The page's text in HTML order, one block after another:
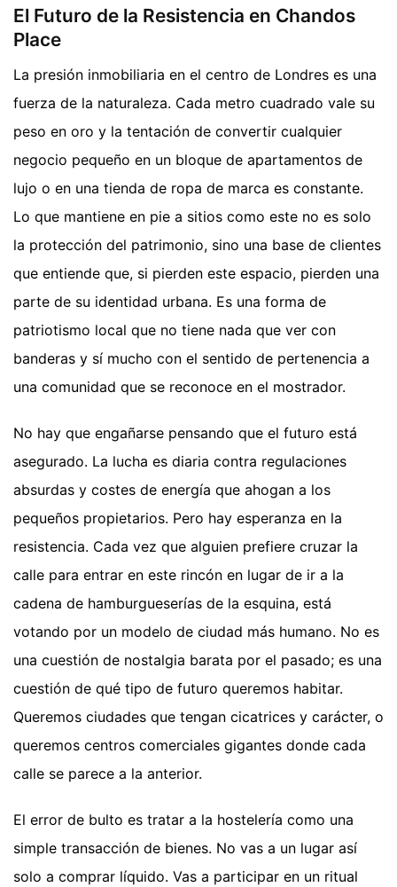
El Futuro de la Resistencia en Chandos
Place
La presión inmobiliaria en el centro de Londres es una
fuerza de la naturaleza. Cada metro cuadrado vale su
peso en oro y la tentación de convertir cualquier
negocio pequeño en un bloque de apartamentos de
lujo o en una tienda de ropa de marca es constante.
Lo que mantiene en pie a sitios como este no es solo
la protección del patrimonio, sino una base de clientes
que entiende que, si pierden este espacio, pierden una
parte de su identidad urbana. Es una forma de
patriotismo local que no tiene nada que ver con
banderas y sí mucho con el sentido de pertenencia a
una comunidad que se reconoce en el mostrador.
No hay que engañarse pensando que el futuro está
asegurado. La lucha es diaria contra regulaciones
absurdas y costes de energía que ahogan a los
pequeños propietarios. Pero hay esperanza en la
resistencia. Cada vez que alguien prefiere cruzar la
calle para entrar en este rincón en lugar de ir a la
cadena de hamburgueserías de la esquina, está
votando por un modelo de ciudad más humano. No es
una cuestión de nostalgia barata por el pasado; es una
cuestión de qué tipo de futuro queremos habitar.
Queremos ciudades que tengan cicatrices y carácter, o
queremos centros comerciales gigantes donde cada
calle se parece a la anterior.
El error de bulto es tratar a la hostelería como una
simple transacción de bienes. No vas a un lugar así
solo a comprar líquido. Vas a participar en un ritual